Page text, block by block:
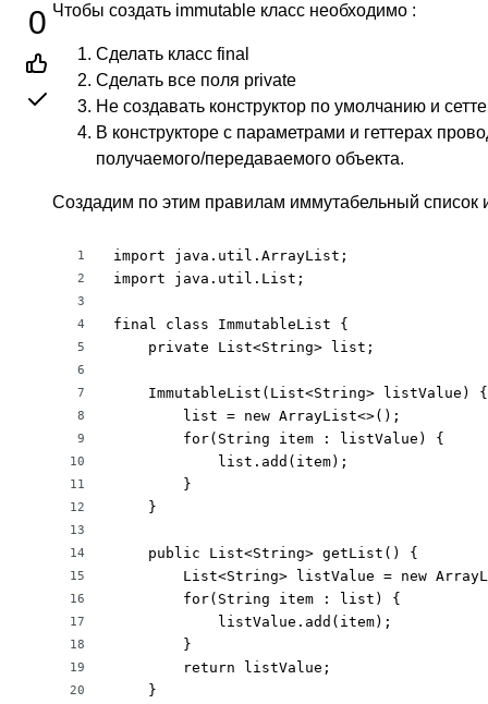
0 Чтобы создать immutable класс необходимо :
Сделать класс final
Сделать все поля private
Не создавать конструктор по умолчанию и
В конструкторе с параметрами и геттерах
получаемого/передаваемого объекта.
Создадим по этим правилам иммутабельный список
1
2
3
4
5
6
7
8
9
10
11
12
13
14
15
16
17
18
19
20
import java.util.ArrayList;
import java.util.List;
final class ImmutableList {
    private List<String> list;
    ImmutableList(List<String> listValue) {
        list = new ArrayList<>();
        for(String item : listValue) {
            list.add(item);
        }
    }
    public List<String> getList() {
List<String> listValue = new
        for(String item : list) {
            listValue.add(item);
        }
        return listValue;
    }